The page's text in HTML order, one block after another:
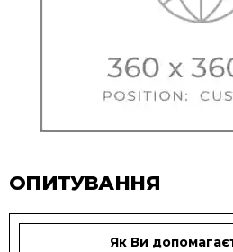
ОПИТУВАННЯ
Як Ви